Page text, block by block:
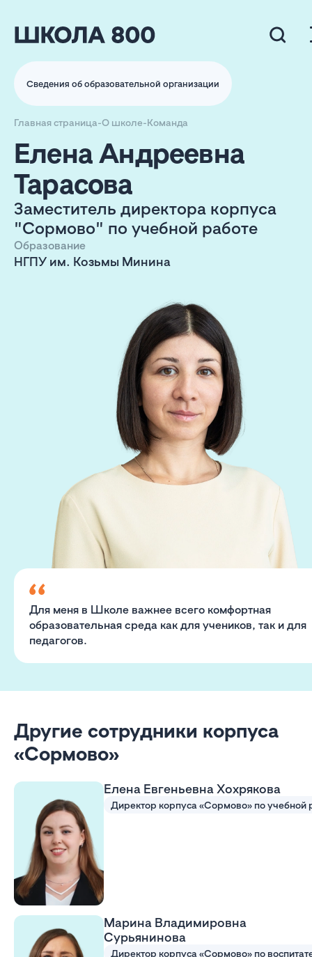
Сведения об образовательной организации
Главная страница-О школе-Команда
Елена Андреевна
Тарасова
Заместитель директора корпуса
"Сормово" по учебной работе
Образование
НГПУ им. Козьмы Минина
Для меня в Школе важнее всего комфортная
образовательная среда как для учеников, так и для
педагогов.
Другие сотрудники корпуса
«Сормово»
Елена Евгеньевна Хохрякова
Марина Владимировна
Сурьянинова